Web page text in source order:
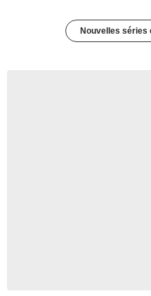
Nouvelles séries